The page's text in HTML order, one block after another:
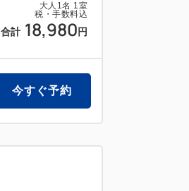
大人 1名 1室
税・手数料込
合計 18,980 円
今すぐ予約